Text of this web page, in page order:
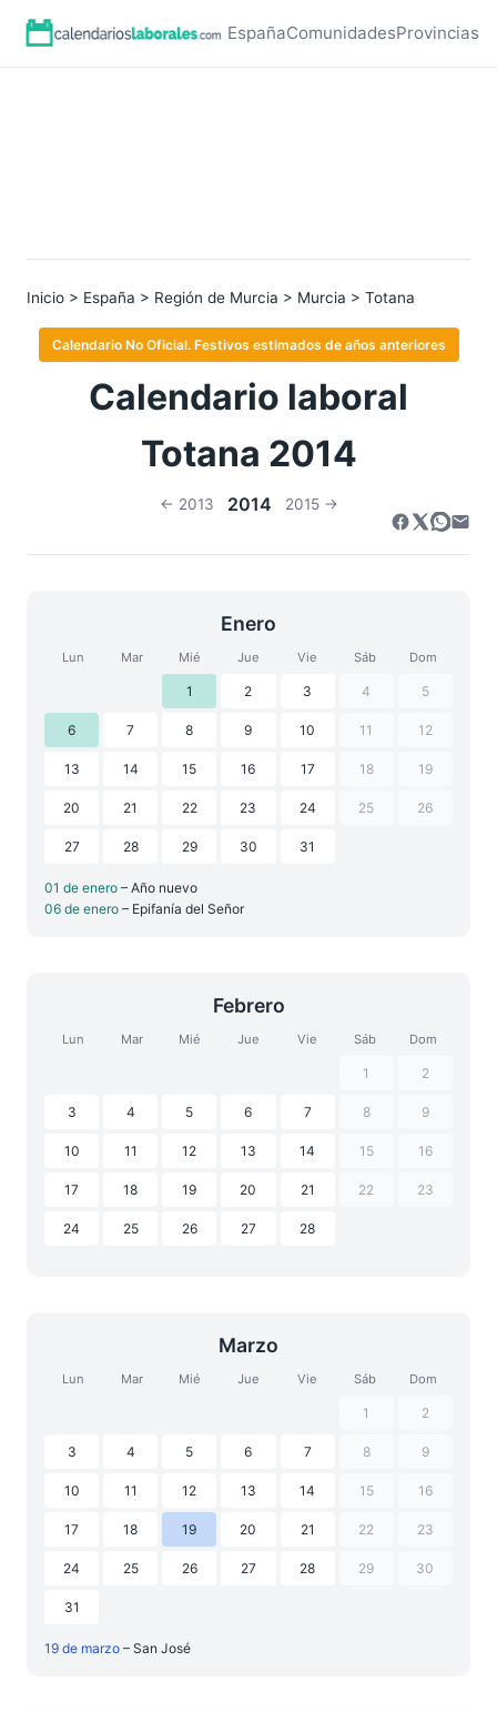
EspañaComunidadesProvincias
Inicio > España > Región de Murcia > Murcia > Totana
Calendario No Oficial. Festivos estimados de años anteriores
Calendario laboral
Totana 2014
← 2013 2014 2015 →
Enero
Lun Mar Mié Jue Vie Sáb Dom
1 2 3 4 5
6 7 8 9 10 11 12
13 14 15 16 17 18 19
20 21 22 23 24 25 26
27 28 29 30 31
01 de enero – Año nuevo
06 de enero – Epifanía del Señor
Febrero
Lun Mar Mié Jue Vie Sáb Dom
1 2
3 4 5 6 7 8 9
10 11 12 13 14 15 16
17 18 19 20 21 22 23
24 25 26 27 28
Marzo
Lun Mar Mié Jue Vie Sáb Dom
1 2
3 4 5 6 7 8 9
10 11 12 13 14 15 16
17 18 19 20 21 22 23
24 25 26 27 28 29 30
31
19 de marzo – San José